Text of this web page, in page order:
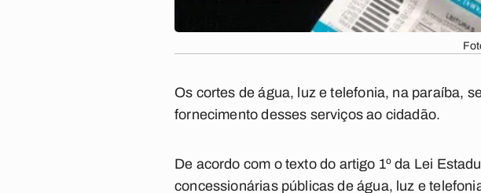
Os cortes de água, luz e telefonia, na paraíba,
fornecimento desses serviços ao cidadão.
De acordo com o texto do artigo 1º da Lei
concessionárias públicas de água, luz e